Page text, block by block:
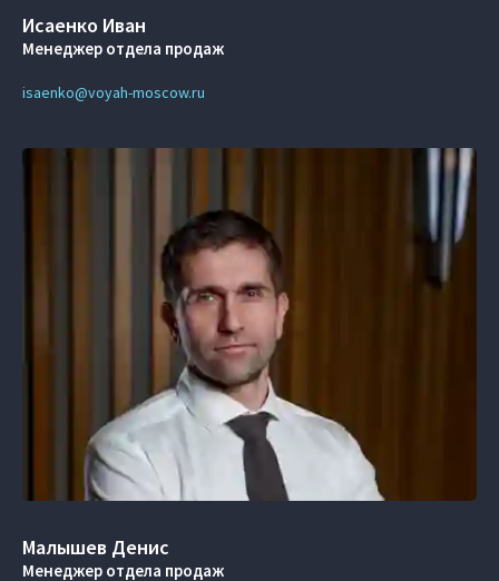
Исаенко Иван
Менеджер отдела продаж
isaenko@voyah-moscow.ru
Малышев Денис
Менеджер отдела продаж